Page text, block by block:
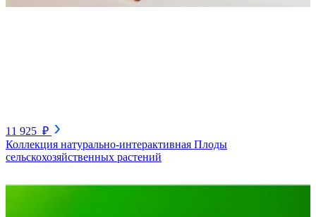
11 925 ₽
Коллекция натурально-интерактивная Плоды
сельскохозяйственных растений